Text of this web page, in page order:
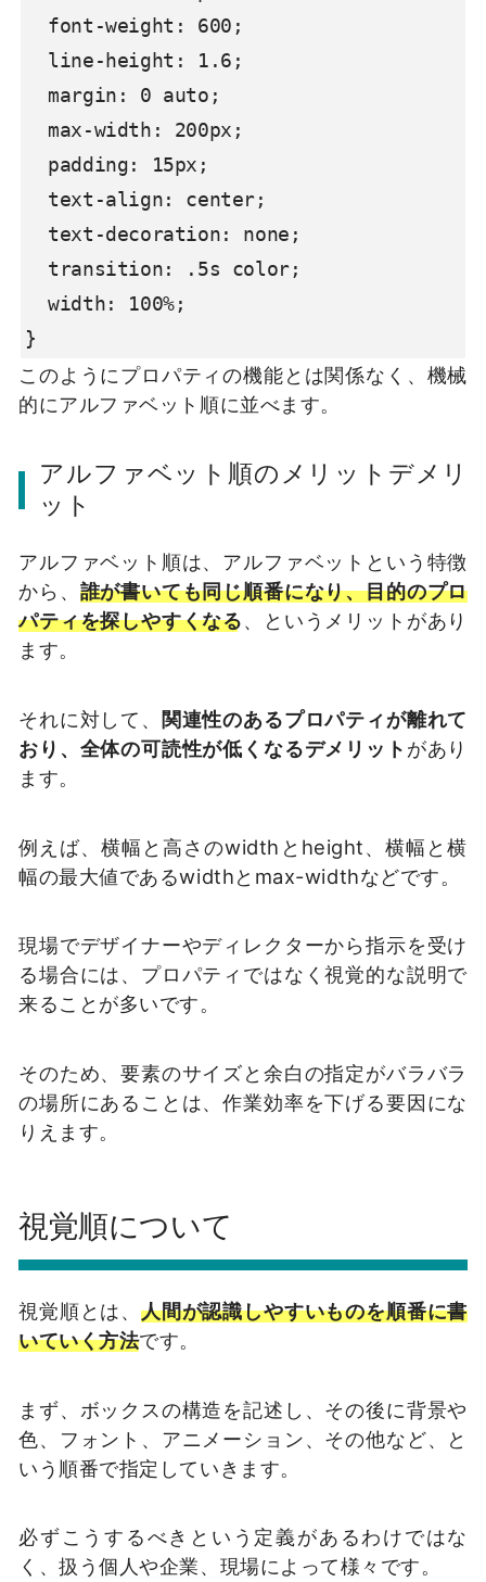
  width: 100%;
}
このようにプロパティの機能とは関係なく、機械
的にアルファベット順に並べます。
アルファベット順のメリットデメリ
ット
アルファベット順は、アルファベットという特徴
から、 誰が書いても同じ順番になり、目的のプロ
パティを探しやすくなる、というメリットがあり
ます。
それに対して、 関連性のあるプロパティが離れて
おり、全体の可読性が低くなるデメリット があり
ます。
例えば、横幅と高さのwidthとheight、横幅と横
幅の最大値であるwidthとmax-widthなどです。
現場でデザイナーやディレクターから指示を受け
る場合には、プロパティではなく視覚的な説明で
来ることが多いです。
そのため、要素のサイズと余白の指定がバラバラ
の場所にあることは、作業効率を下げる要因にな
りえます。
視覚順について
視覚順とは、 人間が認識しやすいものを順番に書
いていく方法です。
まず、ボックスの構造を記述し、その後に背景や
色、フォント、アニメーション、その他など、と
いう順番で指定していきます。
必ずこうするべきという定義があるわけではな
く、扱う個人や企業、現場によって様々です。